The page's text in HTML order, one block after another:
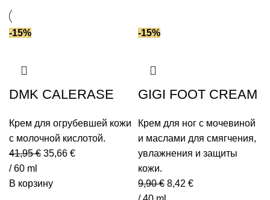
-15%
DMK CALERASE
Крем для огрубевшей кожи
с молочной кислотой.
41,95€ 35,66 €
/ 60 ml
В корзину
-15%
GIGI FOOT CREAM
Крем для ног с мочевиной
и маслами для смягчения,
увлажнения и защиты
кожи.
9,90€ 8,42 €